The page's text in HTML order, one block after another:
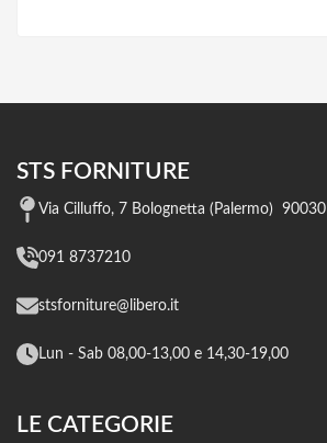
STS FORNITURE
Via Cilluffo, 7 Bolognetta (Palermo) 90030
091 8737210
stsforniture@libero.it
Lun - Sab 08,00-13,00 e 14,30-19,00
LE CATEGORIE